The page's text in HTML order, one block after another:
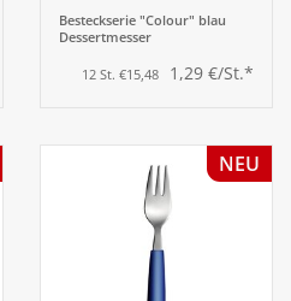
Besteckserie "Colour" blau
Dessertmesser
12 St. €15,48 1,29 €/St.*
NEU